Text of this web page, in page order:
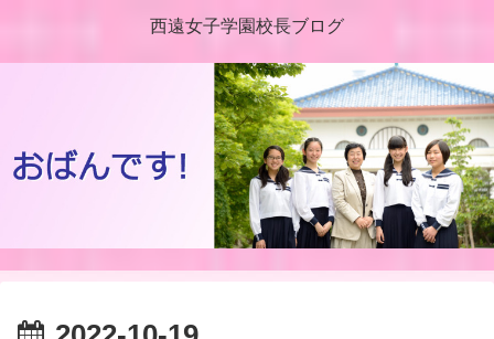
西遠女子学園校長ブログ